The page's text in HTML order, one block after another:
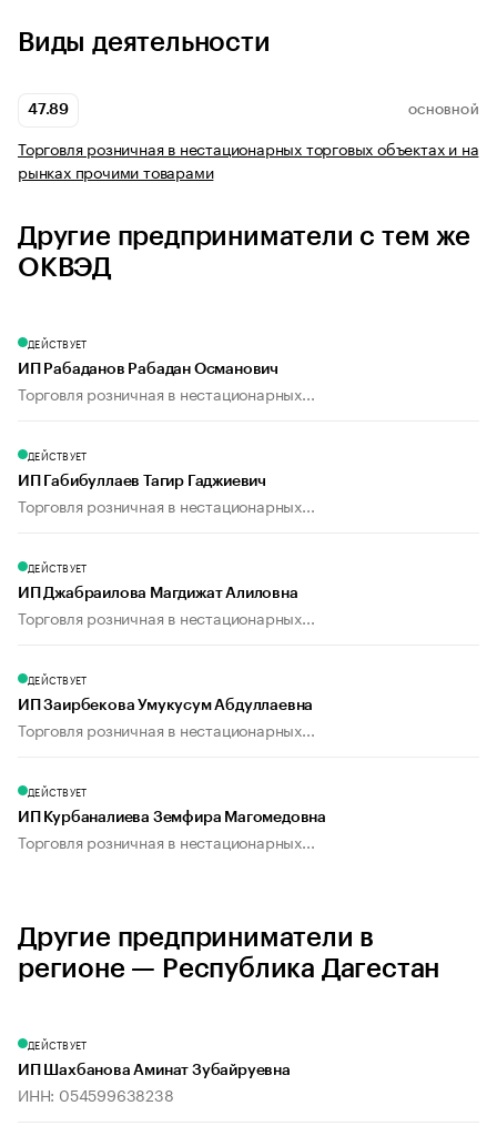
Виды деятельности
47.89 ОСНОВНОЙ
Торговля розничная в нестационарных торговых объектах и на
рынках прочими товарами
Другие предприниматели с тем же
ОКВЭД
ДЕЙСТВУЕТ
ИП Рабаданов Рабадан Османович
Торговля розничная в нестационарных...
ДЕЙСТВУЕТ
ИП Габибуллаев Тагир Гаджиевич
Торговля розничная в нестационарных...
ДЕЙСТВУЕТ
ИП Джабраилова Магдижат Алиловна
Торговля розничная в нестационарных...
ДЕЙСТВУЕТ
ИП Заирбекова Умукусум Абдуллаевна
Торговля розничная в нестационарных...
ДЕЙСТВУЕТ
ИП Курбаналиева Земфира Магомедовна
Торговля розничная в нестационарных...
Другие предприниматели в
регионе — Республика Дагестан
ДЕЙСТВУЕТ
ИП Шахбанова Аминат Зубайруевна
ИНН: 054599638238